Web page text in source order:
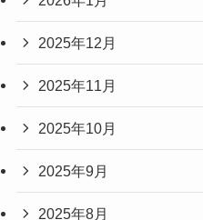
2025年12月
2025年11月
2025年10月
2025年9月
2025年8月